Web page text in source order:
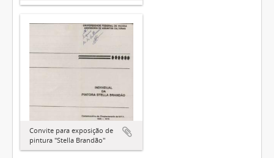
Convite para exposição de
pintura "Stella Brandão"